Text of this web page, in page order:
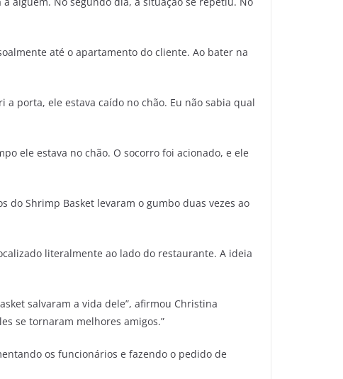
até o apartamento do cliente. Ao bater na
a porta, ele estava caído no chão. Eu não sabia qual
ele estava no chão. O socorro foi acionado, e ele
Shrimp Basket levaram o gumbo duas vezes ao
literalmente ao lado do restaurante. A ideia
salvaram a vida dele”, afirmou Christina
se tornaram melhores amigos.”
os funcionários e fazendo o pedido de